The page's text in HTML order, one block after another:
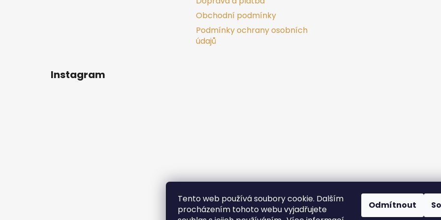
Tento web používá soubory cookie. Dalším
procházením tohoto webu vyjadřujete
Odmítnout
Obchodní podmínky
Podmínky ochrany osobních
údajů
Instagram